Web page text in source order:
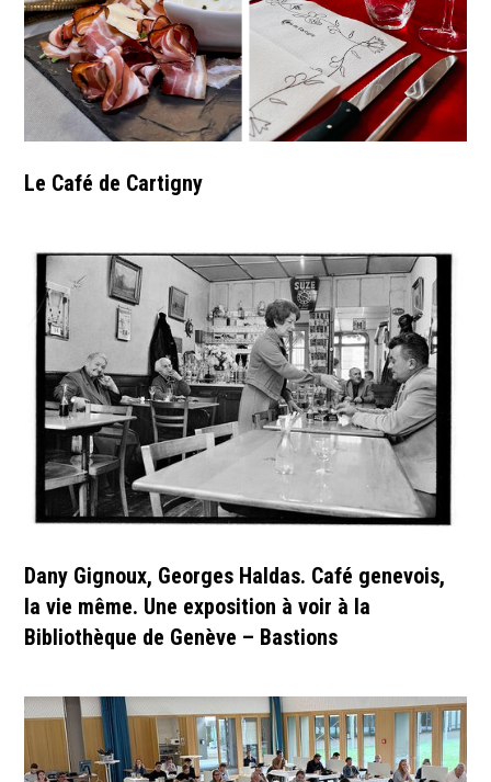
Le Café de Cartigny
Dany Gignoux, Georges Haldas. Café genevois,
la vie même. Une exposition à voir à la
Bibliothèque de Genève – Bastions